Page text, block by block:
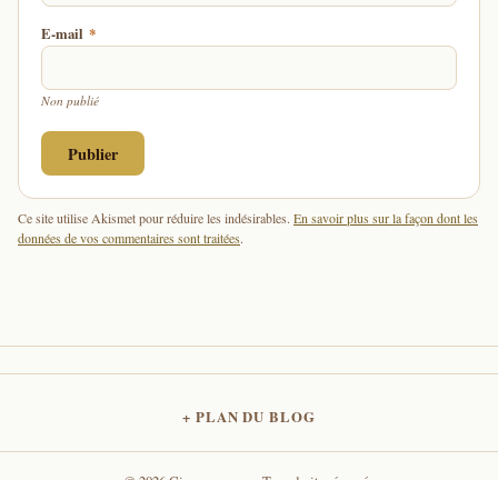
E-mail *
Non publié
Ce site utilise Akismet pour réduire les indésirables. En savoir plus sur la façon dont les
données de vos commentaires sont traitées.
PLAN DU BLOG